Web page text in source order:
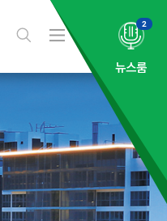
검
전
메
2
뉴스룸